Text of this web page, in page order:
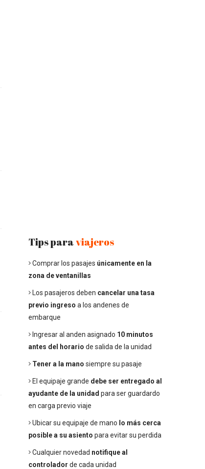
Tips paraviajeros
Comprar los pasajes únicamente en la
zona de ventanillas
Los pasajeros deben cancelar una tasa
previo ingreso a los andenes de
embarque
Ingresar al anden asignado 10 minutos
antes del horario de salida de la unidad
Tener a la mano siempre su pasaje
El equipaje grande debe ser entregado al
ayudante de la unidad para ser guardardo
en carga previo viaje
Ubicar su equipaje de mano lo más cerca
posible a su asiento para evitar su perdida
Cualquier novedad notifique al
controlador de cada unidad